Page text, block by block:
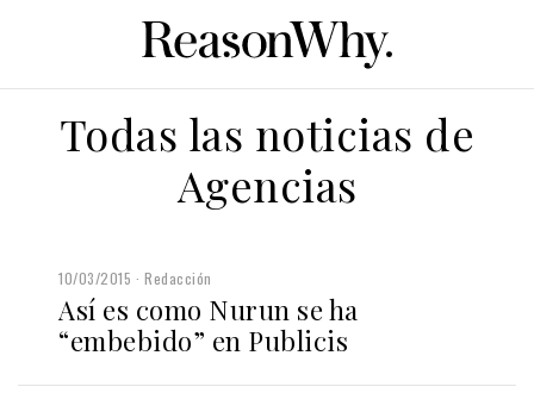
Todas las noticias de
Agencias
10/03/2015 Redacción
Así es como Nurun se ha
“embebido” en Publicis